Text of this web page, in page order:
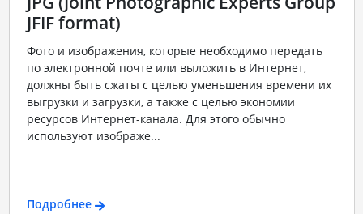
JFIF format)
Фото и изображения, которые необходимо передать
по электронной почте или выложить в Интернет,
должны быть сжаты с целью уменьшения времени их
выгрузки и загрузки, а также с целью экономии
ресурсов Интернет-канала. Для этого обычно
используют изображе...
Подробнее